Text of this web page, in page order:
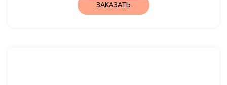
ЗАКАЗАТЬ